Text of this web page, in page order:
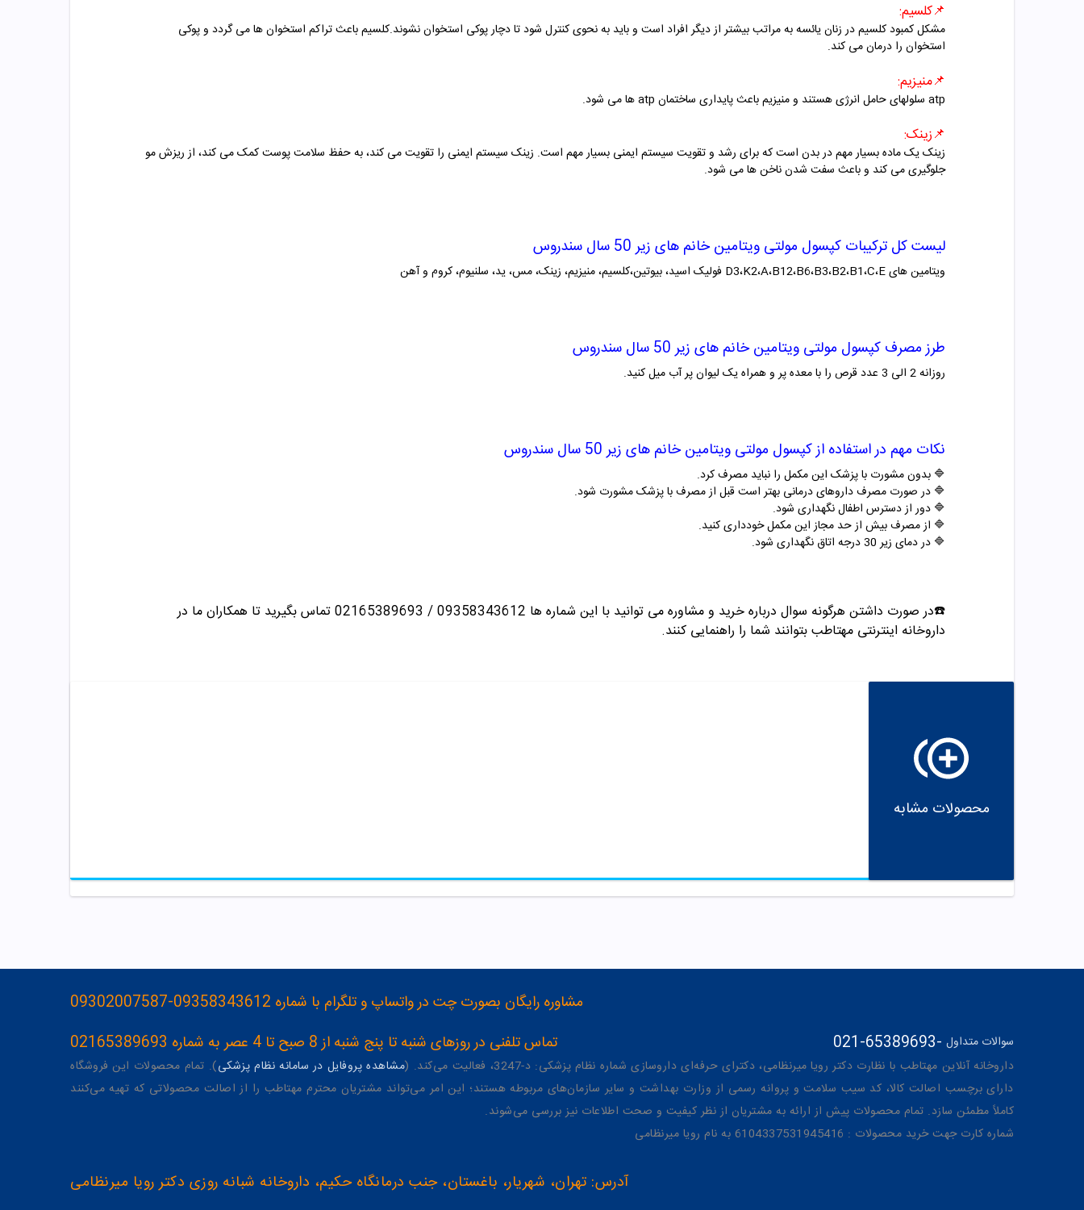
📌کلسیم:
مشکل کمبود کلسیم در زنان یائسه به مراتب بیشتر از دیگر افراد است و باید به نحوی کنترل شود تا دچار پوکی استخوان نشوند.کلسیم باعث تراکم استخوان ها می گردد و پوکی
استخوان را درمان می کند.
📌منیزیم:
atp سلولهای حامل انرژی هستند و منیزیم باعث پایداری ساختمان atpها می شود.
📌زینک:
زینک یک ماده بسیار مهم در بدن است که برای رشد و تقویت سیستم ایمنی بسیار مهم است. زینک سیستم ایمنی را تقویت می کند، به حفظ سلامت پوست کمک می کند، از ریزش مو
جلوگیری می کند و باعث سفت شدن ناخن ها می شود.
لیست کل ترکیبات کپسول مولتی ویتامین خانم های زیر50 سال سندروس
ویتامین هایE،C،B1،B2،B3،B6،B12،A،D3،K2 فولیک اسید، بیوتین،کلسیم، منیزیم، زینک، مس، ید، سلنیوم، کروم و آهن
طرز مصرف کپسول مولتی ویتامین خانم های زیر50 سال سندروس
روزانه 2 الی 3 عدد قرص را با معده پر و همراه یک لیوان پر آب میل کنید.
نکات مهم در استفاده ازکپسول مولتی ویتامین خانم های زیر50 سال سندروس
🔷 بدون مشورت با پزشک این مکمل را نباید مصرف کرد.
🔷 در صورت مصرف داروهای درمانی بهتر است قبل از مصرف با پزشک مشورت شود.
🔷 دور از دسترس اطفال نگهداری شود.
🔷 از مصرف بیش از حد مجاز این مکمل خودداری کنید.
🔷 در دمای زیر 30 درجه اتاق نگهداری شود.
☎️در صورت داشتن هرگونه سوال درباره خرید و مشاوره می توانید با این شماره ها 09358343612 / 02165389693 تماس بگیرید تا همکاران ما در
داروخانه اینترنتی مهتاطب بتوانند شما را راهنمایی کنند.
محصولات مشابه
مشاوره رایگان بصورت چت در واتساپ و تلگرام با شماره 09358343612-09302007587
تماس تلفنی در روزهای شنبه تا پنج شنبه از 8 صبح تا 4 عصر به شماره 02165389693
021-65389693 سوالات متداول -
داروخانه آنلاین مهتاطب با نظارت دکتر رویا میرنظامی، دکترای حرفه‌ای داروسازی شماره نظام پزشکی: د-3247، فعالیت می‌کند. ( مشاهده پروفایل در سامانه نظام پزشکی). تمام محصولات این فروشگاه
دارای برچسب اصالت کالا، کد سیب سلامت و پروانه رسمی از وزارت بهداشت و سایر سازمان‌های مربوطه هستند؛ این امر می‌تواند مشتریان محترم مهتاطب را از اصالت محصولاتی که تهیه می‌کنند
کاملاً مطمئن سازد. تمام محصولات پیش از ارائه به مشتریان از نظر کیفیت و صحت اطلاعات نیز بررسی می‌شوند.
شماره کارت جهت خرید محصولات : 6104337531945416 به نام رویا میرنظامی
آدرس: تهران، شهریار، باغستان، جنب درمانگاه حکیم، داروخانه شبانه روزی دکتر رویا میرنظامی